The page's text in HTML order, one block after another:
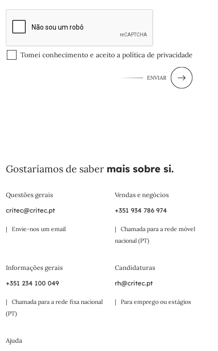
Tomei conhecimento e aceito a política de privacidade
ENVIAR
Gostaríamos de saber mais sobre si.
Questões gerais
critec@critec.pt
| Envie-nos um email
Vendas e negócios
+351 934 786 974
| Chamada para a rede móvel
nacional (PT)
Informações gerais
+351 234 100 049
| Chamada para a rede fixa nacional
(PT)
Candidaturas
rh@critec.pt
| Para emprego ou estágios
Ajuda